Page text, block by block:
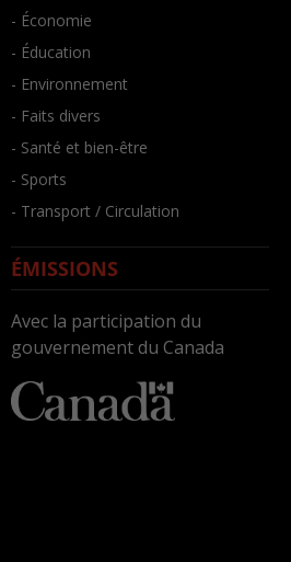
- Économie
- Éducation
- Environnement
- Faits divers
- Santé et bien-être
- Sports
- Transport / Circulation
ÉMISSIONS
Avec la participation du
gouvernement du Canada